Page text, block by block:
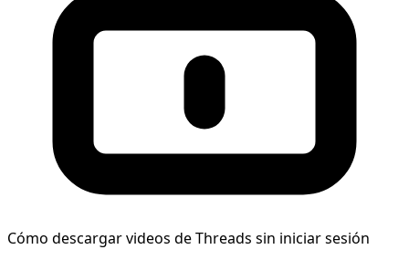
Cómo descargar videos de Threads sin iniciar sesión